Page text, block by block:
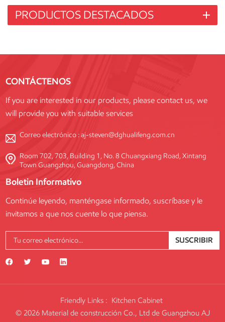
PRODUCTOS DESTACADOS
CONTÁCTENOS
If you are interested in our products, please contact us, we
will provide you with suitable services
Correo electrónico :aj-steven@dghualifeng.com.cn
Room 702, 703, Building 1, No. 8 Chuangxiang Road, Xintang
Town Guangzhou, Guangdong, China
Boletin Informativo
Continúe leyendo, manténgase informado, suscríbase y le
invitamos a que nos cuente lo que piensa.
SUSCRIBIR
Friendly Links : Kitchen Cabinet
© 2026 Material de construcción Co., Ltd de Guangzhou AJ